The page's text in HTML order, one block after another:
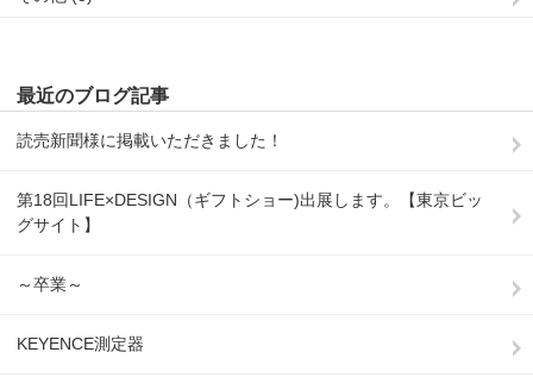
最近のブログ記事
読売新聞様に掲載いただきました！
第18回LIFE×DESIGN（ギフトショー)出展します。【東京ビッ
グサイト】
～卒業～
KEYENCE測定器